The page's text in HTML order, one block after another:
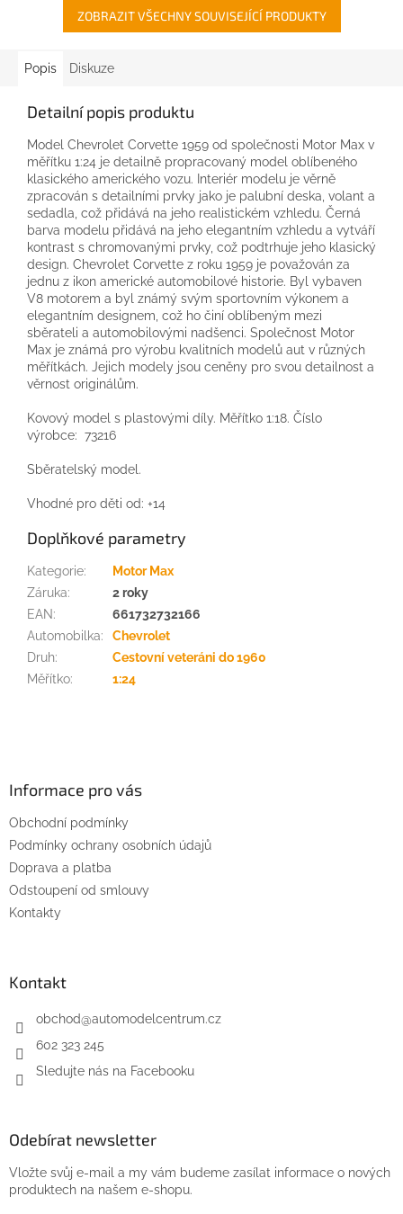
ZOBRAZIT VŠECHNY SOUVISEJÍCÍ PRODUKTY
Popis Diskuze
Detailní popis produktu
Model Chevrolet Corvette 1959 od společnosti Motor Max v
měřítku 1:24 je detailně propracovaný model oblíbeného
klasického amerického vozu. Interiér modelu je věrně
zpracován s detailními prvky jako je palubní deska, volant a
sedadla, což přidává na jeho realistickém vzhledu. Černá
barva modelu přidává na jeho elegantním vzhledu a vytváří
kontrast s chromovanými prvky, což podtrhuje jeho klasický
design. Chevrolet Corvette z roku 1959 je považován za
jednu z ikon americké automobilové historie. Byl vybaven
V8 motorem a byl známý svým sportovním výkonem a
elegantním designem, což ho činí oblíbeným mezi
sběrateli a automobilovými nadšenci. Společnost Motor
Max je známá pro výrobu kvalitních modelů aut v různých
měřítkách. Jejich modely jsou ceněny pro svou detailnost a
věrnost originálům.
Kovový model s plastovými díly. Měřítko 1:18. Číslo
výrobce: 73216
Sběratelský model.
Vhodné pro děti od: +14
Doplňkové parametry
Kategorie:
Motor Max
Záruka:
2 roky
EAN:
661732732166
Automobilka:
Chevrolet
Druh:
Cestovní veteráni do 1960
Měřítko: 1:24
Informace pro vás
Obchodní podmínky
Podmínky ochrany osobních údajů
Doprava a platba
Odstoupení od smlouvy
Kontakty
Kontakt
obchod@automodelcentrum.cz
602 323 245
Sledujte nás na Facebooku
Odebírat newsletter
Vložte svůj e-mail a my vám budeme zasílat informace o nových
produktech na našem e-shopu.